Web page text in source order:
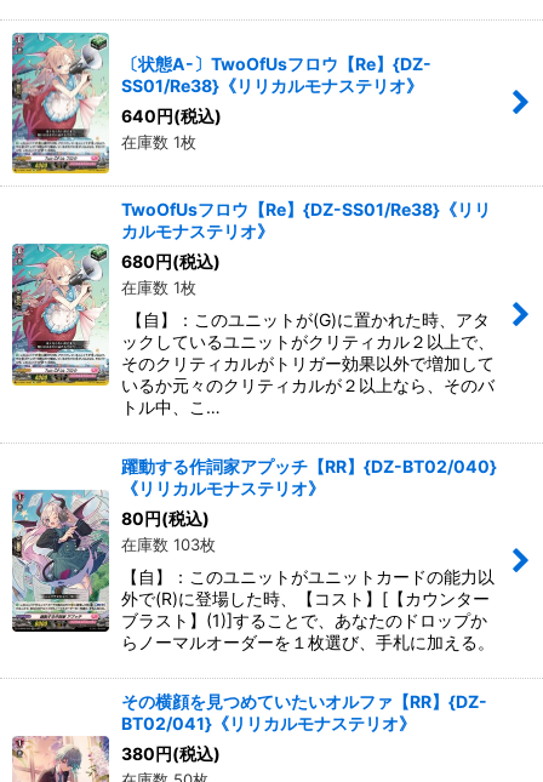
〔状態A-〕TwoOfUsフロウ【Re】{DZ-
SS01/Re38}《リリカルモナステリオ》
640円(税込)
在庫数 1枚
TwoOfUsフロウ【Re】{DZ-SS01/Re38}《リリ
カルモナステリオ》
680円(税込)
在庫数 1枚
【自】：このユニットが(G)に置かれた時、アタ
ックしているユニットがクリティカル２以上で、
そのクリティカルがトリガー効果以外で増加して
いるか元々のクリティカルが２以上なら、そのバ
トル中、こ…
躍動する作詞家アプッチ【RR】{DZ-BT02/040}
《リリカルモナステリオ》
80円(税込)
在庫数 103枚
【自】：このユニットがユニットカードの能力以
外で(R)に登場した時、【コスト】[【カウンター
ブラスト】(1)]することで、あなたのドロップか
らノーマルオーダーを１枚選び、手札に加える。
その横顔を見つめていたいオルファ【RR】{DZ-
BT02/041}《リリカルモナステリオ》
380円(税込)